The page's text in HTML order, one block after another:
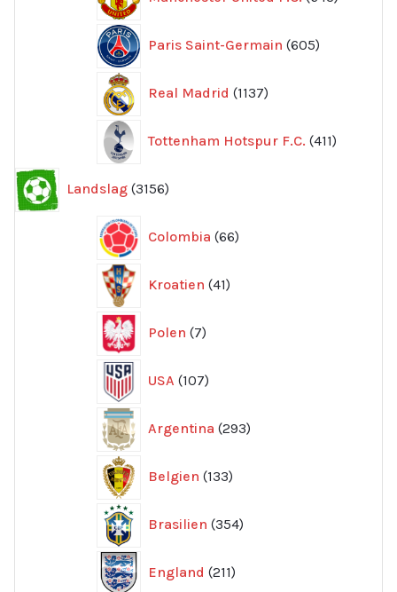
Paris Saint-Germain 605
produkter
Real Madrid 1137
produkter
Tottenham Hotspur F.C. 411
produkter
Landslag 3156
produkter
Colombia 66
produkter
Kroatien 41
produkter
Polen 7
produkter
USA 107
produkter
Argentina 293
produkter
Belgien 133
produkter
Brasilien 354
produkter
England 211
produkter